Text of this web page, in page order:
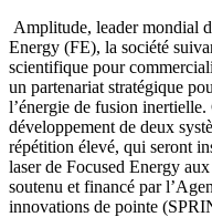
Amplitude, leader mondial
Energy (FE), la société
scientifique pour
un partenariat stratégique
l’énergie de fusion
développement de deux
répétition élevé, qui seront
laser de Focused Energy
soutenu et financé par
innovations de pointe